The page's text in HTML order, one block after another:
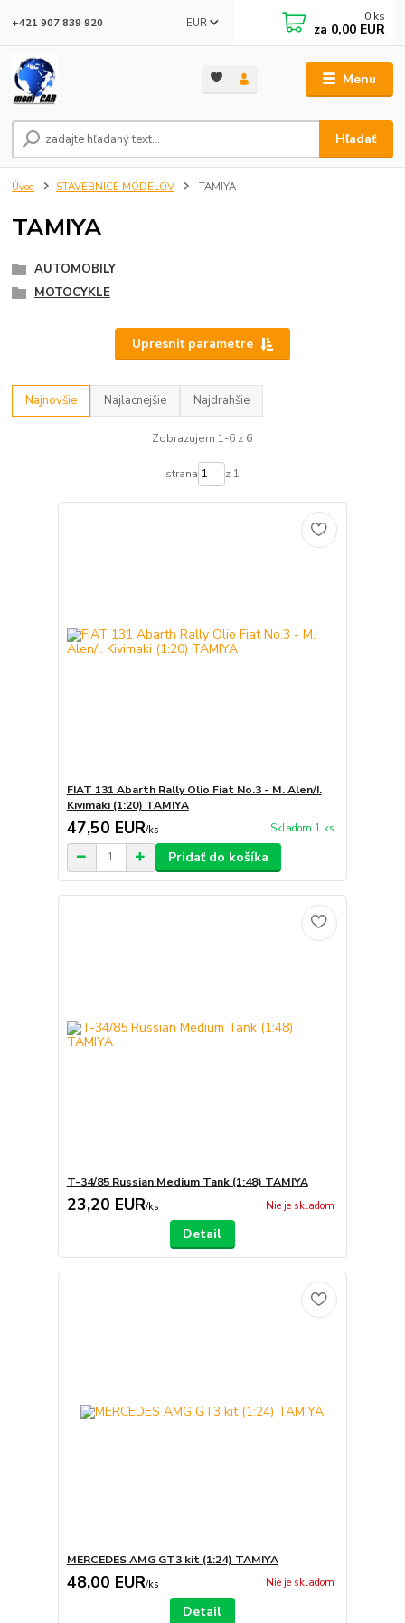
Menu
EUR
Hľadať
+421 907 839 920 0 ks
za 0,00 EUR
Úvod STAVEBNICE MODELOV TAMIYA
TAMIYA
AUTOMOBILY
MOTOCYKLE
Upresniť parametre
Najnovšie Najlacnejšie Najdrahšie
Zobrazujem 1-6 z 6
strana z 1
FIAT 131 Abarth Rally Olio Fiat No.3 - M. Alen/I.
Kivimaki (1:20) TAMIYA
47,50 EUR/ks Skladom 1 ks
Pridať do košíka
T-34/85 Russian Medium Tank (1:48) TAMIYA
23,20 EUR/ks Nie je skladom
Detail
MERCEDES AMG GT3 kit (1:24) TAMIYA
48,00 EUR/ks Nie je skladom
Detail